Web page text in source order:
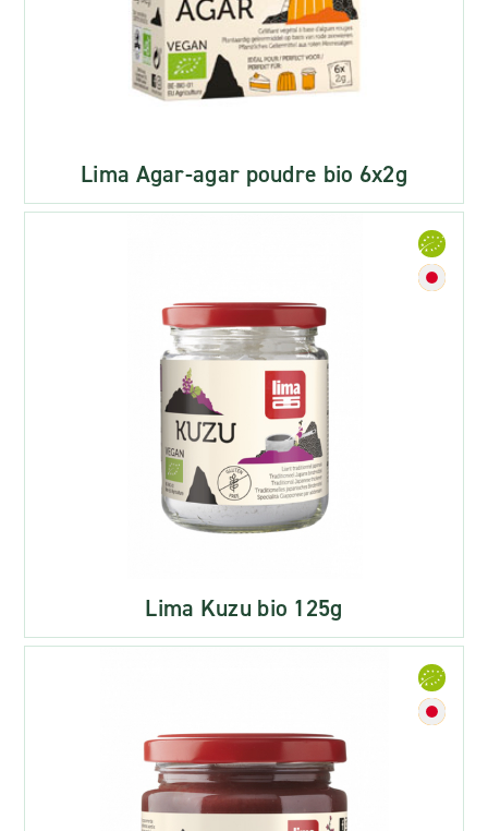
Lima Agar-agar poudre bio 6x2g
Lima Kuzu bio 125g